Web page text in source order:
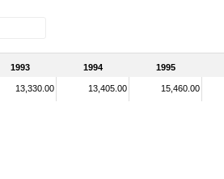
1993 1994 1995
13,330.00 13,405.00 15,460.00